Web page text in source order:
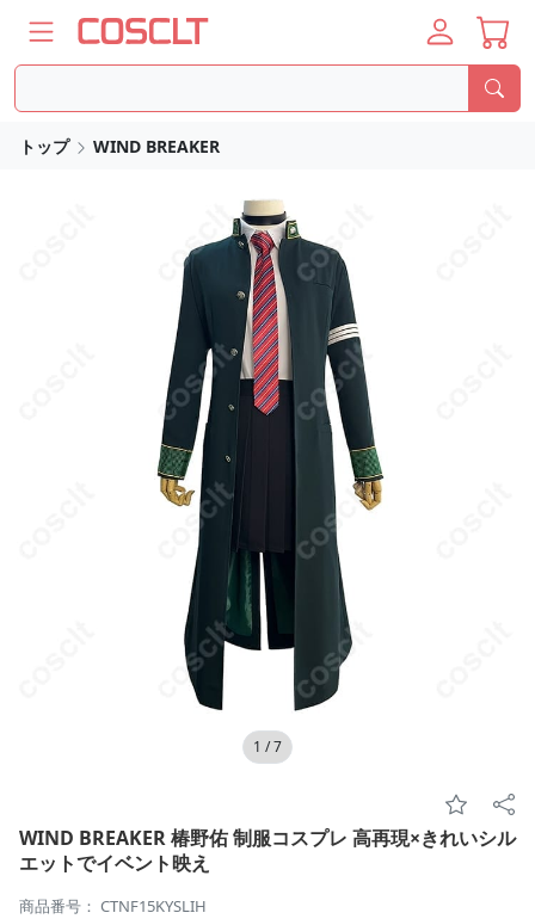
トップ WIND BREAKER
1 /7
WIND BREAKER 椿野佑 制服コスプレ 高再現×きれいシル
エットでイベント映え
商品番号： CTNF15KYSLIH